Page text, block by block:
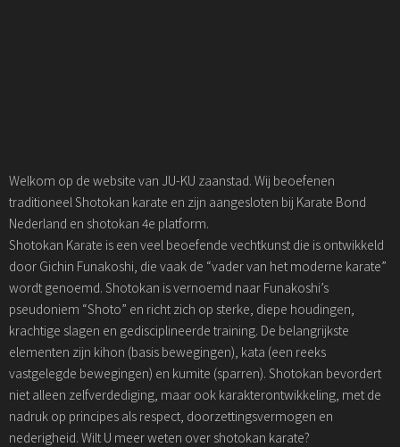
Welkom op de website van JU-KU zaanstad. Wij beoefenen
traditioneel Shotokan karate en zijn aangesloten bij Karate Bond
Nederland en shotokan 4e platform.
Shotokan Karate is een veel beoefende vechtkunst die is ontwikkeld
door Gichin Funakoshi, die vaak de “vader van het moderne karate”
wordt genoemd. Shotokan is vernoemd naar Funakoshi’s
pseudoniem “Shoto” en richt zich op sterke, diepe houdingen,
krachtige slagen en gedisciplineerde training. De belangrijkste
elementen zijn kihon (basis bewegingen), kata (een reeks
vastgelegde bewegingen) en kumite (sparren). Shotokan bevordert
niet alleen zelfverdediging, maar ook karakterontwikkeling, met de
nadruk op principes als respect, doorzettingsvermogen en
nederigheid. Wilt U meer weten over shotokan karate?